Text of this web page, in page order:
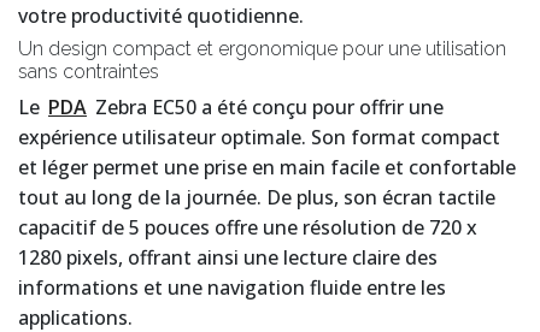
votre productivité quotidienne.
Un design compact et ergonomique pour une utilisation
sans contraintes
Le PDA Zebra EC50 a été conçu pour offrir une
expérience utilisateur optimale. Son format compact
et léger permet une prise en main facile et confortable
tout au long de la journée. De plus, son écran tactile
capacitif de 5 pouces offre une résolution de 720 x
1280 pixels, offrant ainsi une lecture claire des
informations et une navigation fluide entre les
applications.